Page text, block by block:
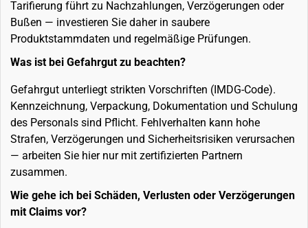
Tarifierung führt zu Nachzahlungen, Verzögerungen oder
Bußen — investieren Sie daher in saubere
Produktstammdaten und regelmäßige Prüfungen.
Was ist bei Gefahrgut zu beachten?
Gefahrgut unterliegt strikten Vorschriften (IMDG-Code).
Kennzeichnung, Verpackung, Dokumentation und Schulung
des Personals sind Pflicht. Fehlverhalten kann hohe
Strafen, Verzögerungen und Sicherheitsrisiken verursachen
— arbeiten Sie hier nur mit zertifizierten Partnern
zusammen.
Wie gehe ich bei Schäden, Verlusten oder Verzögerungen
mit Claims vor?